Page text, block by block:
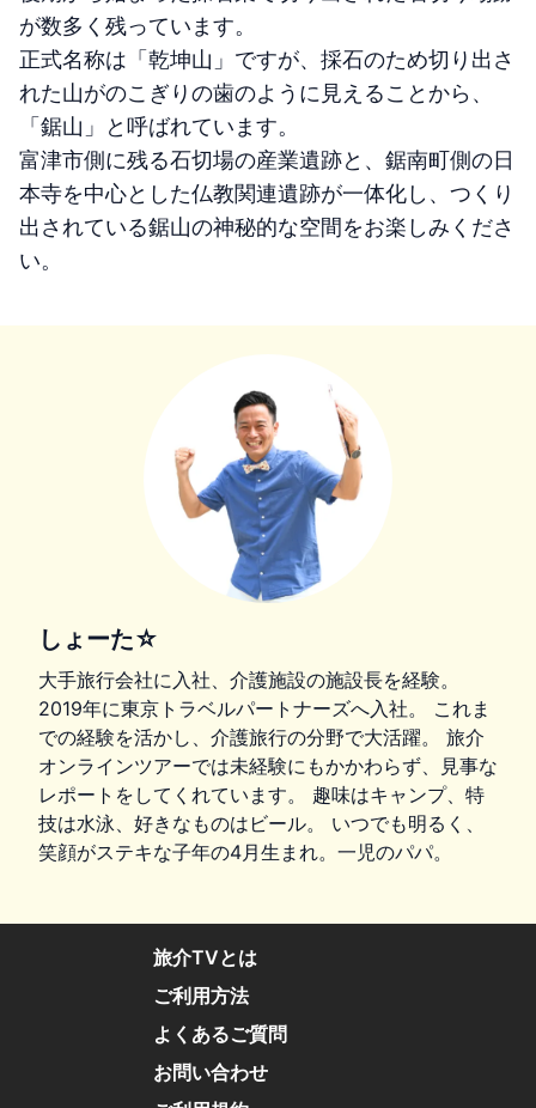
が数多く残っています。
正式名称は「乾坤山」ですが、採石のため切り出さ
れた山がのこぎりの歯のように見えることから、
「鋸山」と呼ばれています。
富津市側に残る石切場の産業遺跡と、鋸南町側の日
本寺を中心とした仏教関連遺跡が一体化し、つくり
出されている鋸山の神秘的な空間をお楽しみくださ
い。
しょーた☆
大手旅行会社に入社、介護施設の施設長を経験。
2019年に東京トラベルパートナーズへ入社。 これま
での経験を活かし、介護旅行の分野で大活躍。 旅介
オンラインツアーでは未経験にもかかわらず、見事な
レポートをしてくれています。 趣味はキャンプ、特
技は水泳、好きなものはビール。 いつでも明るく、
笑顔がステキな子年の4月生まれ。一児のパパ。
旅介TVとは
ご利用方法
よくあるご質問
お問い合わせ